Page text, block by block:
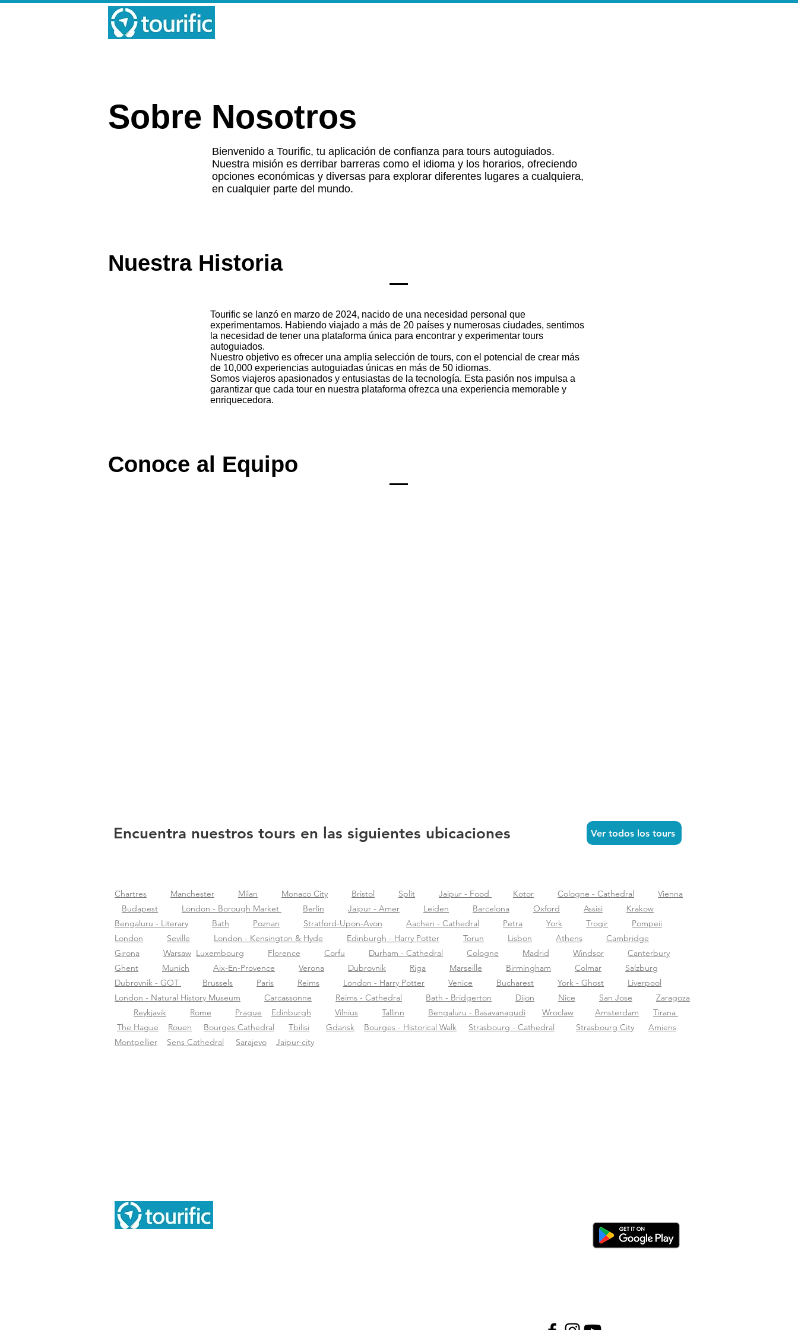
Sobre Nosotros
Bienvenido a Tourific, tu aplicación de confianza para tours autoguiados.
Nuestra misión es derribar barreras como el idioma y los horarios, ofreciendo
opciones económicas y diversas para explorar diferentes lugares a cualquiera,
en cualquier parte del mundo.
Nuestra Historia
Tourific se lanzó en marzo de 2024, nacido de una necesidad personal que
experimentamos. Habiendo viajado a más de 20 países y numerosas ciudades, sentimos
la necesidad de tener una plataforma única para encontrar y experimentar tours
autoguiados.
Nuestro objetivo es ofrecer una amplia selección de tours, con el potencial de crear más
de 10,000 experiencias autoguiadas únicas en más de 50 idiomas.
Somos viajeros apasionados y entusiastas de la tecnología. Esta pasión nos impulsa a
garantizar que cada tour en nuestra plataforma ofrezca una experiencia memorable y
enriquecedora.
Conoce al Equipo
Encuentra nuestros tours en las siguientes ubicaciones Ver todos los tours
Chartres Manchester Milan Monaco City Bristol Split Jaipur - Food Kotor Cologne - Cathedral
Vienna
Budapest
London - Borough Market Berlin Jaipur - Amer Leiden Barcelona Oxford Assisi
Krakow
Bengaluru - Literary
Bath Poznan Stratford-Upon-Avon Aachen - Cathedral Petra York Trogir
Pompeii
London
Seville London - Kensington & Hyde Edinburgh - Harry Potter Torun Lisbon Athens
Cambridge
Girona
Warsaw Luxembourg Florence Corfu Durham - Cathedral Cologne Madrid Windsor
Canterbury
Ghent
Munich Aix-En-Provence Verona Dubrovnik Riga Marseille Birmingham Colmar
Salzburg
Dubrovnik - GOT
Brussels Paris Reims London - Harry Potter Venice Bucharest York - Ghost
Liverpool
London - Natural History Museum
Carcassonne Reims - Cathedral Bath - Bridgerton Dijon Nice San Jose
Zaragoza
Reykjavik
Rome Prague Edinburgh Vilnius Tallinn Bengaluru - Basavanagudi Wroclaw Amsterdam
Tirana
The Hague
Rouen Bourges Cathedral Tbilisi Gdansk Bourges - Historical Walk Strasbourg - Cathedral Strasbourg City
Amiens
Montpellier
Sens Cathedral Sarajevo Jaipur-city